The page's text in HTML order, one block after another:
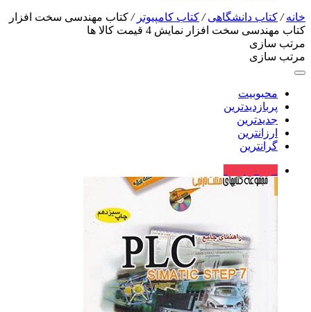
خانه/ کتاب دانشگاهی/ کتاب کامپیوتر / کتاب مهندسی سخت افزار
کتاب مهندسی سخت افزار نمایش 4 قیمت کالا ها
مرتب سازی
مرتب سازی
محبوبیت
پربازدیدترین
جدیدترین
ارزانترین
گرانترین